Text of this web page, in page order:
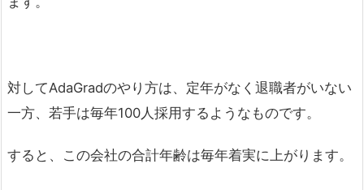
対してAdaGradのやり方は、定年がなく退職者がいない
一方、若手は毎年100人採用するようなものです。
すると、この会社の合計年齢は毎年着実に上がります。